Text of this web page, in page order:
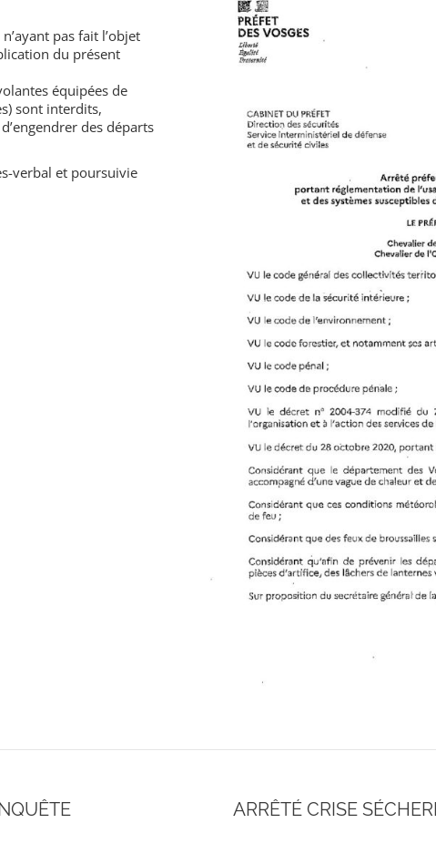
pas fait l’objet
du présent
équipées de
sont interdits,
des départs
verbal et poursuivie
OngletARRÊTÉ CRISE